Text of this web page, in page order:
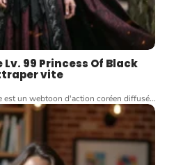
99 Princess Of Black
vite
est un webtoon d'action coréen diffusé…